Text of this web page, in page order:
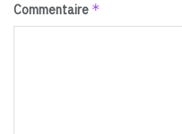
Commentaire *